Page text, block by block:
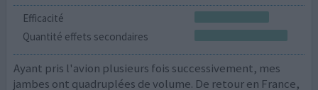
Efficacité
Quantité effets secondaires
Ayant pris l'avion plusieurs fois successivement, mes
jambes ont quadruplées de volume. De retour en France,